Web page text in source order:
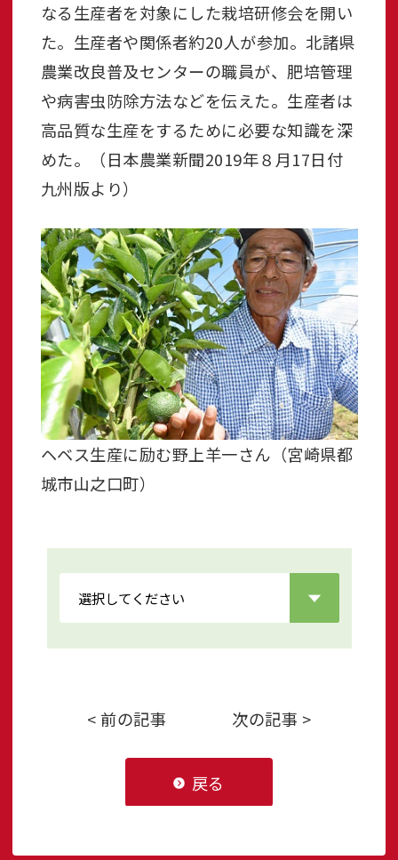
なる生産者を対象にした栽培研修会を開い
た。生産者や関係者約20人が参加。北諸県
農業改良普及センターの職員が、肥培管理
や病害虫防除方法などを伝えた。生産者は
高品質な生産をするために必要な知識を深
めた。（日本農業新聞2019年８月17日付
九州版より）
ヘベス生産に励む野上羊一さん（宮崎県都
城市山之口町）
< 前の記事 次の記事 >
戻る